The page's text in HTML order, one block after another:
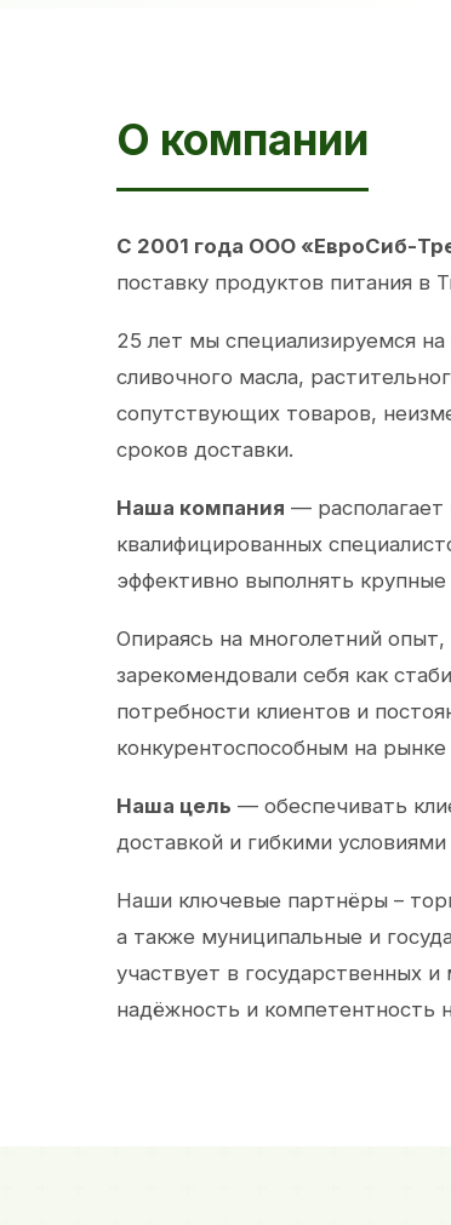
О компании
С 2001 года ООО «ЕвроСиб-
поставку продуктов питания
25 лет мы специализируемся
сливочного масла,
сопутствующих товаров,
сроков доставки.
Наша компания —
квалифицированных
эффективно выполнять крупные
Опираясь на многолетний
зарекомендовали себя как
потребности клиентов и
конкурентоспособным на
Наша цель — обеспечивать
доставкой и гибкими
Наши ключевые партнёры –
а также муниципальные и
участвует в государственных
надёжность и компетентность